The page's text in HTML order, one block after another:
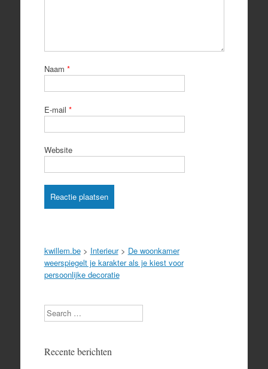
Naam *
E-mail *
Website
kwillem.be> Interieur> De woonkamer
weerspiegelt je karakter als je kiest voor
persoonlijke decoratie
Search
Recente berichten